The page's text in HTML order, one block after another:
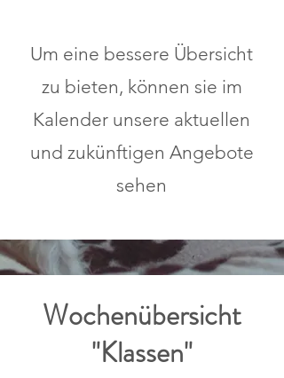
Um eine bessere Übersicht
zu bieten, können sie im
Kalender unsere aktuellen
und zukünftigen Angebote
sehen
Wochenübersicht
"Klassen"